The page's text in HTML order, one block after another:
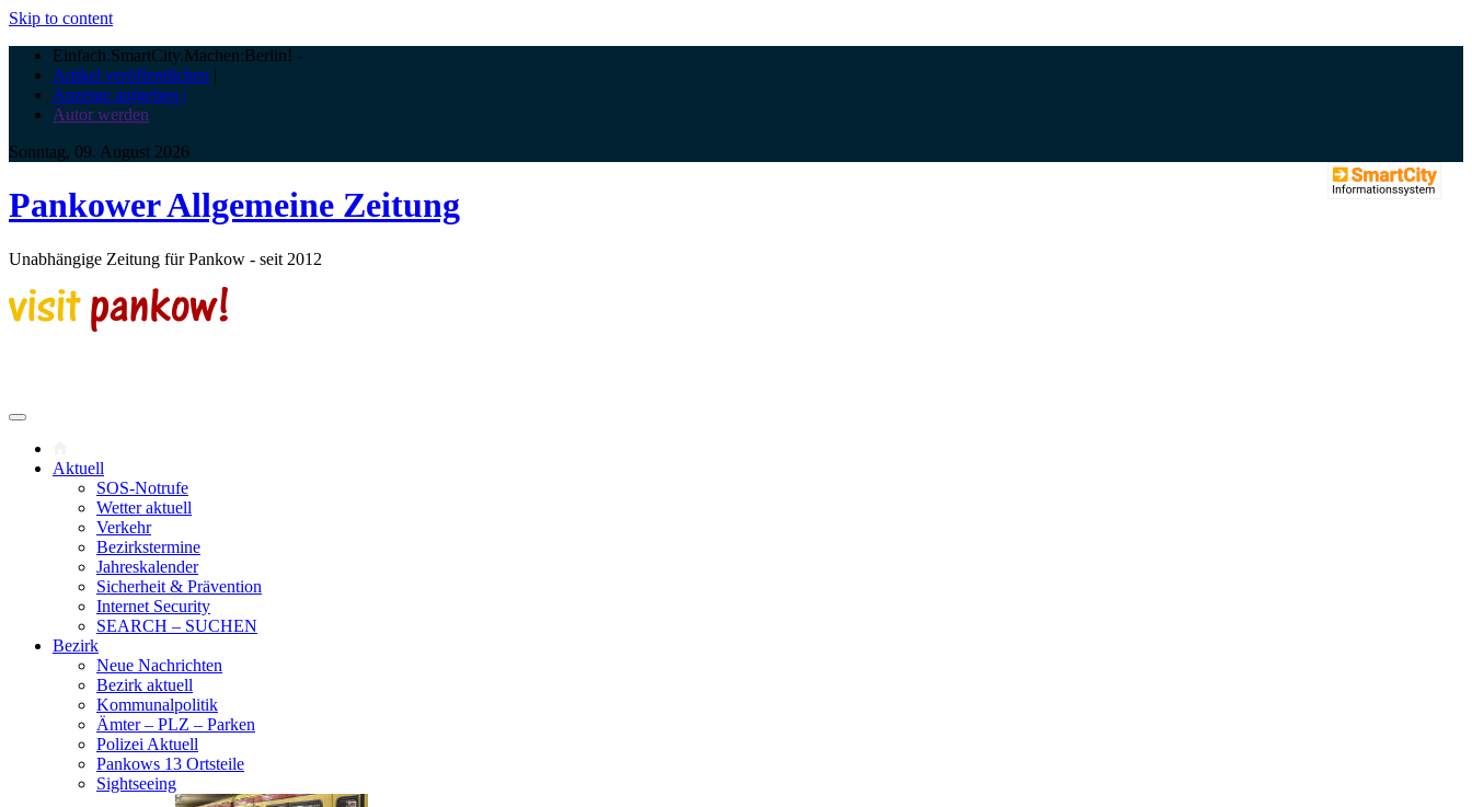
Skip to content
Einfach.SmartCity.Machen:Berlin! -
Artikel veröffentlichen |
Anzeige aufgeben |
Autor werden
Sonntag, 09. August 2026
Pankower Allgemeine Zeitung
Unabhängige Zeitung für Pankow - seit 2012
Aktuell
SOS-Notrufe
Wetter aktuell
Verkehr
Bezirkstermine
Jahreskalender
Sicherheit & Prävention
Internet Security
SEARCH – SUCHEN
Bezirk
Neue Nachrichten
Bezirk aktuell
Kommunalpolitik
Ämter – PLZ – Parken
Polizei Aktuell
Pankows 13 Ortsteile
Sightseeing